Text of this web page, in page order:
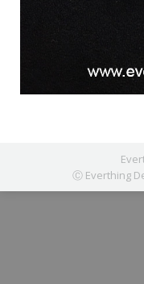
Ⓒ Everthing